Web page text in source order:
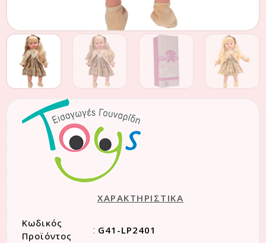
ΧΑΡΑΚΤΗΡΙΣΤΙΚΑ
Κωδικός
Προϊόντος
: G41-LP2401